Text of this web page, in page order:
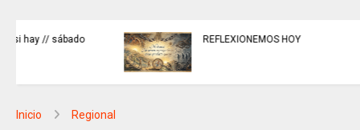
ARTISTAS CON ADRENALINA //
Elio Roca / Te necesito tanto
amor te necesito
Inicio Regional